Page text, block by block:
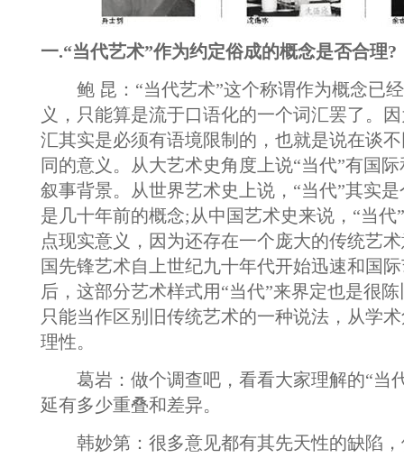
一.“当代艺术”作为约定俗成的概念是否合理?
鲍 昆：“当代艺术”这个称谓作为概念已
义，只能算是流于口语化的一个词汇罢了。
汇其实是必须有语境限制的，也就是说在谈
同的意义。从大艺术史角度上说“当代”有国
叙事背景。从世界艺术史上说，“当代”其实
是几十年前的概念;从中国艺术史来说，“当代
点现实意义，因为还存在一个庞大的传统艺
国先锋艺术自上世纪九十年代开始迅速和国
后，这部分艺术样式用“当代”来界定也是很
只能当作区别旧传统艺术的一种说法，从学
理性。
葛岩：做个调查吧，看看大家理解的“当
延有多少重叠和差异。
韩妙第：很多意见都有其先天性的缺陷，